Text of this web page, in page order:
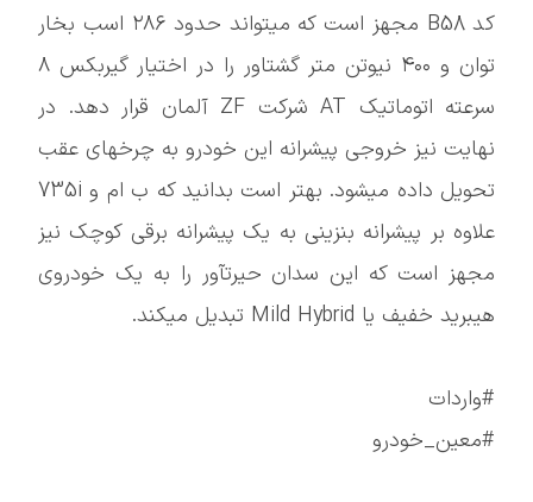
کد B58 مجهز است که میتواند حدود ۲۸۶ اسب بخار
توان و ۴۰۰ نیوتن متر گشتاور را در اختیار گیربکس ۸
سرعته اتوماتیک AT شرکت ZF آلمان قرار دهد. در
نهایت نیز خروجی پیشرانه این خودرو به چرخهای عقب
تحویل داده میشود. بهتر است بدانید که ب ام و 735i
علاوه بر پیشرانه بنزینی به یک پیشرانه برقی کوچک نیز
مجهز است که این سدان حیرتآور را به یک خودروی
هیبرید خفیف یا Mild Hybrid تبدیل میکند.
#واردات
#معین_خودرو